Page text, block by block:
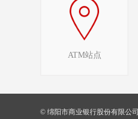
ATM站点
© 绵阳市商业银行股份有限公司